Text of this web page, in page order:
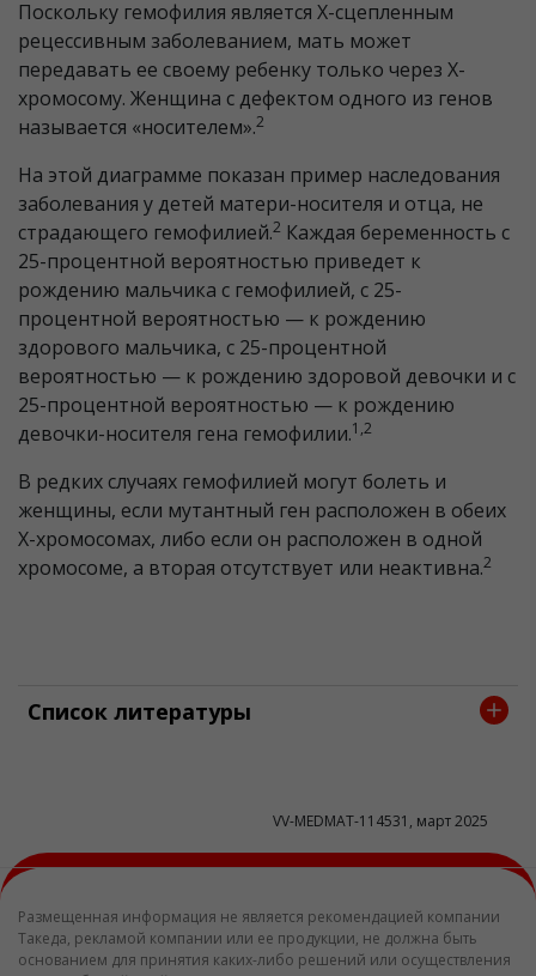
Поскольку гемофилия является Х-сцепленным
рецессивным заболеванием, мать может
передавать ее своему ребенку только через Х-
хромосому. Женщина с дефектом одного из генов
называется «носителем».2
На этой диаграмме показан пример наследования
заболевания у детей матери-носителя и отца, не
страдающего гемофилией.2 Каждая беременность с
25-процентной вероятностью приведет к
рождению мальчика с гемофилией, с 25-
процентной вероятностью — к рождению
здорового мальчика, с 25-процентной
вероятностью — к рождению здоровой девочки и с
25-процентной вероятностью — к рождению
девочки-носителя гена гемофилии.1,2
В редких случаях гемофилией могут болеть и
женщины, если мутантный ген расположен в обеих
Х-хромосомах, либо если он расположен в одной
хромосоме, а вторая отсутствует или неактивна.2
Список литературы
VV-MEDMAT-114531, март 2025
Размещенная информация не является рекомендацией компании
Такеда, рекламой компании или ее продукции, не должна быть
основанием для принятия каких-либо решений или осуществления